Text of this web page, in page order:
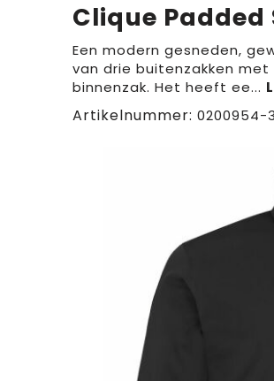
Clique
Een modern gesneden,
van drie buitenzakken
binnenzak. Het heeft ee...
Artikelnummer: 0200954-